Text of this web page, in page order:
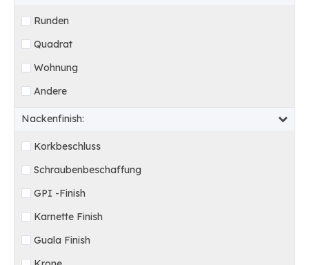
Runden
Quadrat
Wohnung
Andere
Nackenfinish:
Korkbeschluss
Schraubenbeschaffung
GPI -Finish
Karnette Finish
Guala Finish